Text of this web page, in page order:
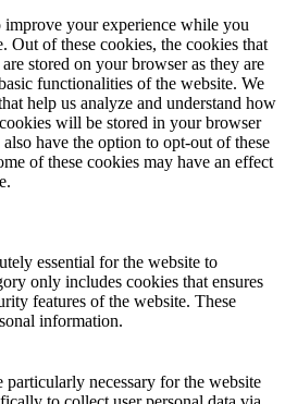
improve your experience while you
Out of these cookies, the cookies that
stored on your browser as they are
functionalities of the website. We
help us analyze and understand how
will be stored in your browser
have the option to opt-out of these
of these cookies may have an effect
essential for the website to
only includes cookies that ensures
features of the website. These
information.
necessary for the website